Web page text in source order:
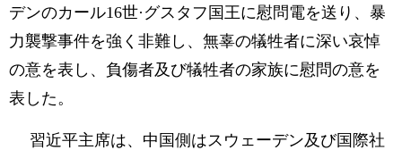
デンのカール16世·グスタフ国王に慰問電を送り、暴
力襲撃事件を強く非難し、無辜の犠牲者に深い哀悼
の意を表し、負傷者及び犠牲者の家族に慰問の意を
表した。
習近平主席は、中国側はスウェーデン及び国際社